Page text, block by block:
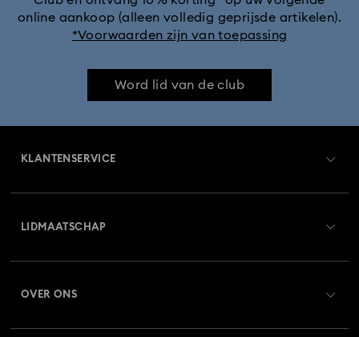
online aankoop (alleen volledig geprijsde artikelen).
*Voorwaarden zijn van toepassing
Word lid van de club
KLANTENSERVICE
LIDMAATSCHAP
OVER ONS